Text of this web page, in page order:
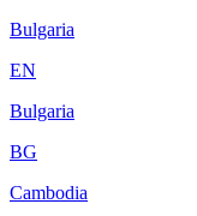
Bulgaria
EN
Bulgaria
BG
Cambodia